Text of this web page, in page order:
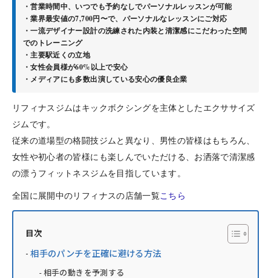
・営業時間中、いつでも予約なしでパーソナルレッスンが可能
・業界最安値の7,700円〜で、パーソナルなレッスンにご対応
・一流デザイナー設計の洗練された内装と清潔感にこだわった空間
でのトレーニング
・主要駅近くの立地
・女性会員様が60%以上で安心
・メディアにも多数出演している安心の優良企業
リフィナスジムはキックボクシングを主体としたエクササイズ
ジムです。
従来の道場型の格闘技ジムと異なり、男性の皆様はもちろん、
女性や初心者の皆様にも楽しんでいただける、お洒落で清潔感
の漂うフィットネスジムを目指しています。
全国に展開中のリフィナスの店舗一覧こちら
目次
相手のパンチを正確に避ける方法
相手の動きを予測する